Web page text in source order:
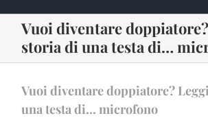
Vuoi diventare
storia di una testa di…
Vuoi diventare doppiatore?
una testa di… microfono